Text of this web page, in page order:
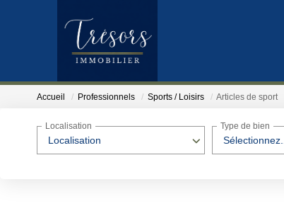
Accueil Professionnels Sports / Loisirs Articles de sport
Localisation
Localisation
Sélectionnez...
Type de bien